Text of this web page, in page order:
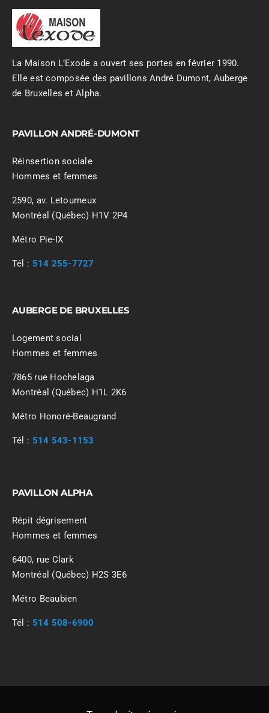
La Maison L’Exode a ouvert ses portes en février 1990.
Elle est composée des pavillons André Dumont, Auberge
de Bruxelles et Alpha.
PAVILLON ANDRÉ-DUMONT
Réinsertion sociale
Hommes et femmes
2590, av. Letourneux
Montréal (Québec) H1V 2P4
Métro Pie-IX
Tél : 514 255-7727
AUBERGE DE BRUXELLES
Logement social
Hommes et femmes
7865 rue Hochelaga
Montréal (Québec) H1L 2K6
Métro Honoré-Beaugrand
Tél : 514 543-1153
PAVILLON ALPHA
Répit dégrisement
Hommes et femmes
6400, rue Clark
Montréal (Québec) H2S 3E6
Métro Beaubien
Tél : 514 508-6900